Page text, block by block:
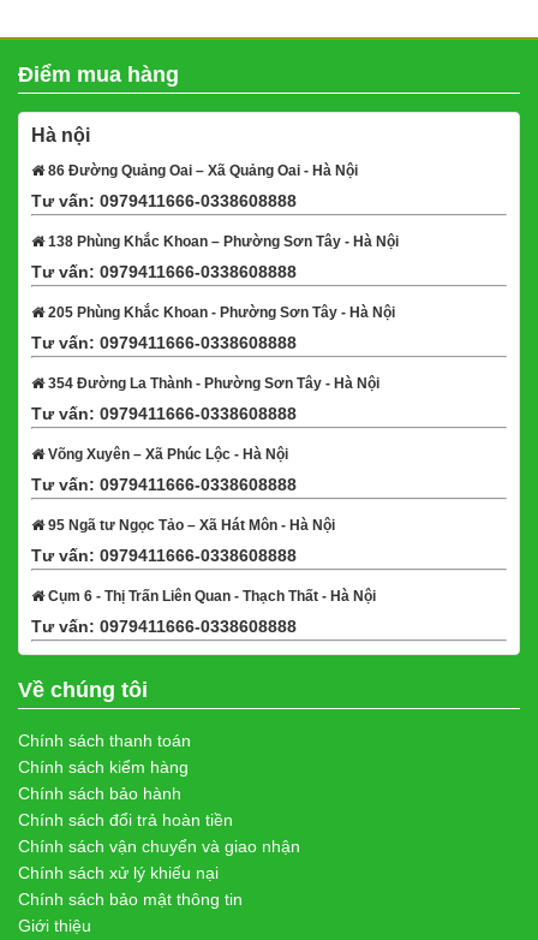
Điểm mua hàng
Hà nội
86 Đường Quảng Oai – Xã Quảng Oai - Hà Nội
Tư vấn: 0979411666-0338608888
138 Phùng Khắc Khoan – Phường Sơn Tây - Hà Nội
Tư vấn: 0979411666-0338608888
205 Phùng Khắc Khoan - Phường Sơn Tây - Hà Nội
Tư vấn: 0979411666-0338608888
354 Đường La Thành - Phường Sơn Tây - Hà Nội
Tư vấn: 0979411666-0338608888
Võng Xuyên – Xã Phúc Lộc - Hà Nội
Tư vấn: 0979411666-0338608888
95 Ngã tư Ngọc Tảo – Xã Hát Môn - Hà Nội
Tư vấn: 0979411666-0338608888
Cụm 6 - Thị Trấn Liên Quan - Thạch Thất - Hà Nội
Tư vấn: 0979411666-0338608888
Về chúng tôi
Chính sách thanh toán
Chính sách kiểm hàng
Chính sách bảo hành
Chính sách đổi trả hoàn tiền
Chính sách vận chuyển và giao nhận
Chính sách xử lý khiếu nại
Chính sách bảo mật thông tin
Giới thiệu